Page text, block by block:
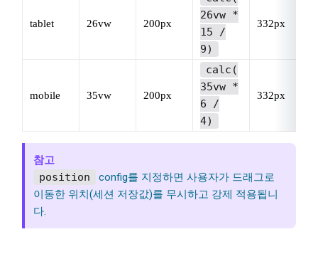
tablet 26vw 200px
26vw *
15 /
9)
332px
mobile 35vw 200px
calc(
35vw *
6 /
4)
332px
참고
position
config를 지정하면 사용자가 드래그로
이동한 위치(세션 저장값)를 무시하고 강제 적용됩니
다.